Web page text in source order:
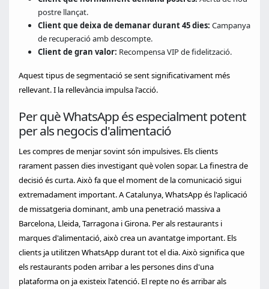
postre llançat.
Client que deixa de demanar durant 45 dies: Campanya
de recuperació amb descompte.
Client de gran valor: Recompensa VIP de fidelització.
Aquest tipus de segmentació se sent significativament més
rellevant. I la rellevància impulsa l'acció.
Per què WhatsApp és especialment potent
per als negocis d'alimentació
Les compres de menjar sovint són impulsives. Els clients
rarament passen dies investigant què volen sopar. La finestra de
decisió és curta. Això fa que el moment de la comunicació sigui
extremadament important. A Catalunya, WhatsApp és l'aplicació
de missatgeria dominant, amb una penetració massiva a
Barcelona, Lleida, Tarragona i Girona. Per als restaurants i
marques d'alimentació, això crea un avantatge important. Els
clients ja utilitzen WhatsApp durant tot el dia. Això significa que
els restaurants poden arribar a les persones dins d'una
plataforma on ja existeix l'atenció. El repte no és arribar als